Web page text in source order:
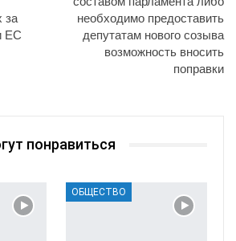
за
ЕС
необходимо предоставить
депутатам нового созыва
возможность вносить
поправки
понравиться
ОБЩЕСТВО